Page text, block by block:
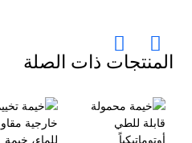
المنتجات ذات الصلة